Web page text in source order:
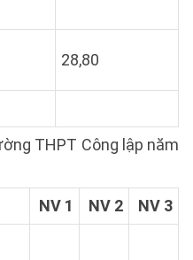
28,80
THPT Công lập năm
NV 1 NV 2
NV 3